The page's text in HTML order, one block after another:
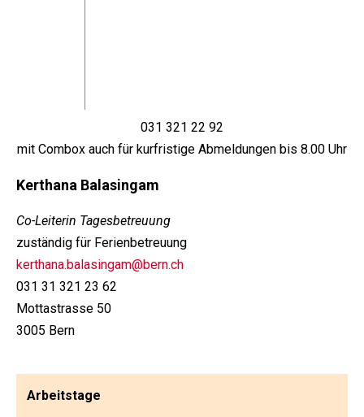
031 321 22 92
mit Combox auch für kurfristige Abmeldungen bis 8.00 Uhr
Kerthana Balasingam
Co-Leiterin Tagesbetreuung
zuständig für Ferienbetreuung
kerthana.balasingam@bern.ch
031 31 321 23 62
Mottastrasse 50
3005 Bern
Arbeitstage